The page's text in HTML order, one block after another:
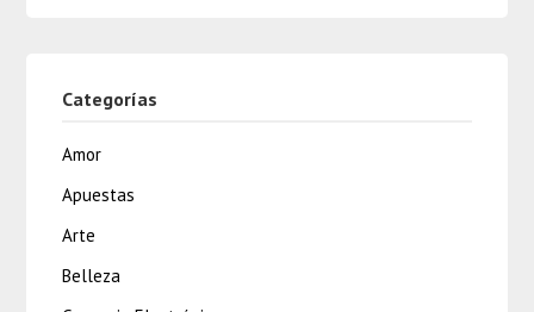
Categorías
Amor
Apuestas
Arte
Belleza